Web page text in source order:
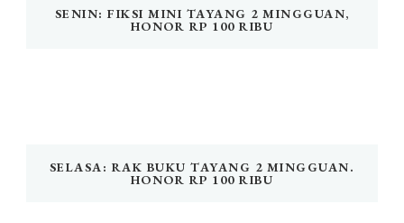
SENIN: FIKSI MINI TAYANG 2 MINGGUAN,
HONOR RP 100 RIBU
SELASA: RAK BUKU TAYANG 2 MINGGUAN.
HONOR RP 100 RIBU